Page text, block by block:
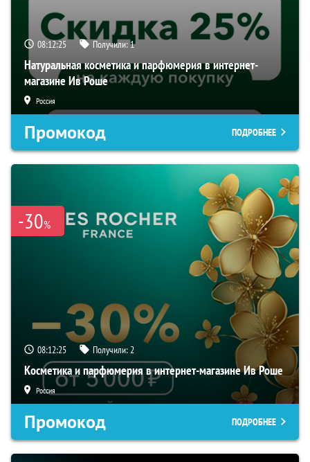
08:12:24 Получили:1
Натуральная косметика и парфюмерия в интернет-
магазине Ив Роше
Россия
Промокод ПОДРОБНЕЕ
-30%
08:12:24 Получили:2
Косметика и парфюмерия в интернет-магазине Ив Роше
Россия
Промокод ПОДРОБНЕЕ